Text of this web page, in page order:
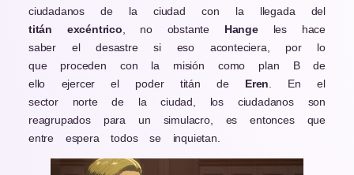
ciudadanos de la ciudad con la llegada del
titán excéntrico , no obstante Hange les hace
saber el desastre si eso aconteciera, por lo
que proceden con la misión como plan B de
ello ejercer el poder titán de Eren . En el
sector norte de la ciudad, los ciudadanos son
reagrupados para un simulacro, es entonces que
entre espera todos se inquietan.